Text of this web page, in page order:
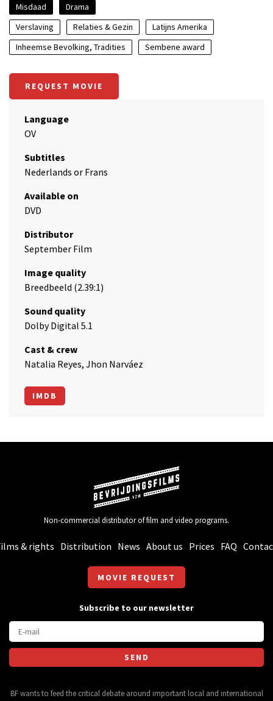
Misdaad
Drama
Verslaving
Relaties & Gezin
Latijns Amerika
Inheemse Bevolking, Tradities
Sembene award
REQUEST MOVIE
Language
OV
Subtitles
Nederlands or Frans
Available on
DVD
Distributor
September Film
Image quality
Breedbeeld (2.39:1)
Sound quality
Dolby Digital 5.1
Cast & crew
Natalia Reyes, Jhon Narváez
IMDB
Non-commercial distributor of film and video programs.
& rights Distribution News About us Prices FAQ
MOVIE REQUEST
Subscribe to our newsletter
BF wants to feed the critical debate around important local and international